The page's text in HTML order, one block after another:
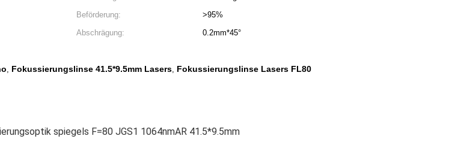
Beförderung:
>95%
Abschrägung:
0.2mm*45°
, Fokussierungslinse 41.5*9.5mm Lasers, Fokussierungslinse Lasers FL80
spiegels F=80 JGS1 1064nmAR 41.5*9.5mm